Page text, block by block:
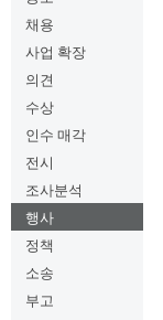
채용
사업 확장
의견
수상
인수 매각
전시
조사분석
행사
정책
소송
부고